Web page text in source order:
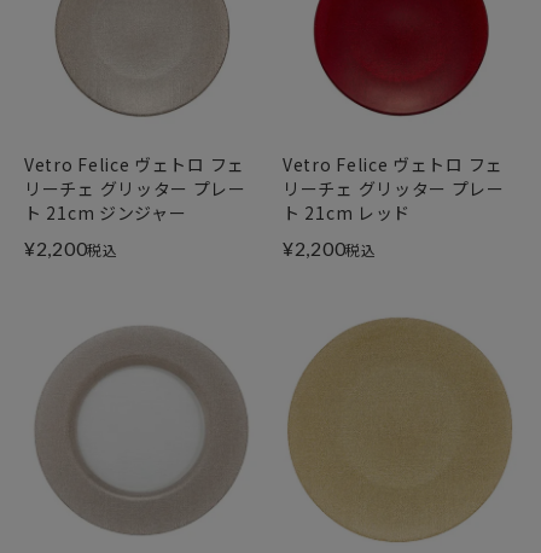
Vetro Felice ヴェトロ フェ
リーチェ グリッター プレー
ト 21cm ジンジャー
¥2,200税込
Vetro Felice ヴェトロ フェ
リーチェ グリッター プレー
ト 21cm レッド
¥2,200税込